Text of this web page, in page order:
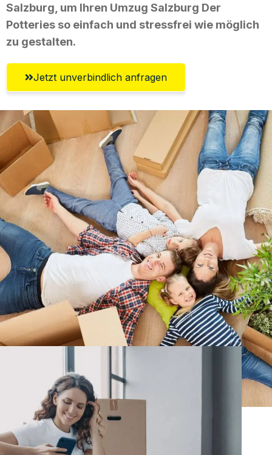
Salzburg, um Ihren Umzug Salzburg Der
Potteries so einfach und stressfrei wie möglich
zu gestalten.
Jetzt unverbindlich anfragen